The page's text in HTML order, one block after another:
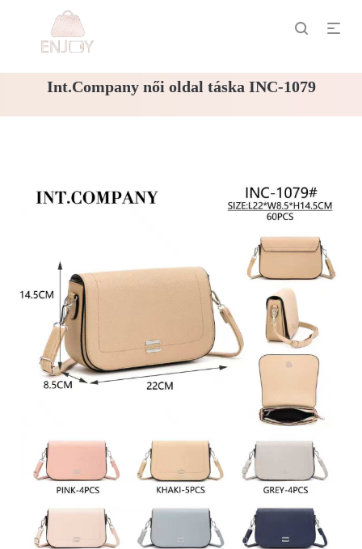
Int.Company női oldal táska INC-1079